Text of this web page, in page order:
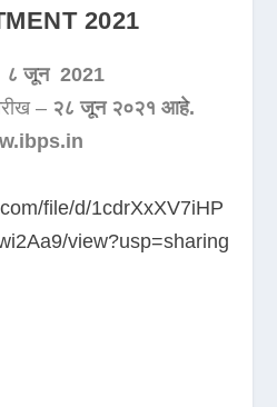
2021
८ जून 2021
– २८ जून २०२१ आहे.
file/d/1cdrXxXV7iHP
view?usp=sharing